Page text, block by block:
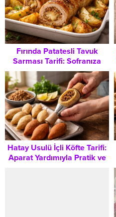
Fırında Patatesli Tavuk
Sarması Tarifi: Sofranıza
Lezzet Katacak Pratik Bir
Ana Yemek
Hatay Usulü İçli Köfte Tarifi:
Aparat Yardımıyla Pratik ve